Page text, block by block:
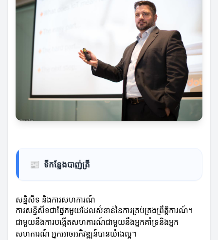
📰 ទីកន្លែងបាញ់ត្រី
សន្និសីទ និងការសហការណ៍
ការសន្និសីទជាផ្នែកមួយដែលសំខាន់នៃការគ្រប់គ្រងព្រឹត្តិការណ៍។
ជាមួយនឹងការបង្កើតសហការណ៍ជាមួយនឹងអ្នកគាំទ្រនិងអ្នក
សហការណ៍ អ្នកអាចអភិវឌ្ឍន៍បានយ៉ាងល្អ។